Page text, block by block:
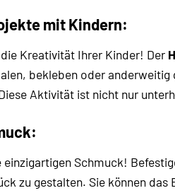
mit Kindern:
Kreativität Ihrer Kinder! Der
bekleben oder anderweitig
Aktivität ist nicht nur
einzigartigen Schmuck!
zu gestalten. Sie können